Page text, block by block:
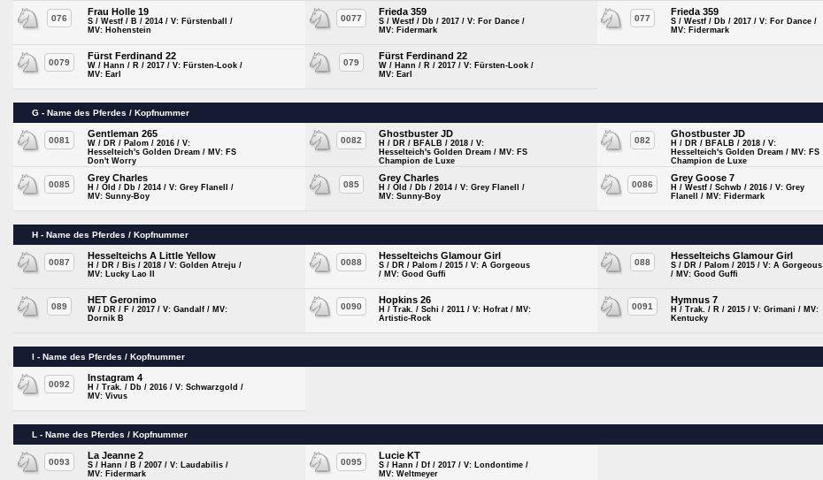
076
Frau Holle 19
S / Westf / B / 2014 / V: Fürstenball /
MV: Hohenstein
0077
Frieda 359
S / Westf / Db / 2017 / V: For Dance /
MV: Fidermark
077
Frieda 359
S / Westf / Db / 2017 / V: For Dance /
MV: Fidermark
0079
Fürst Ferdinand 22
W / Hann / R / 2017 / V: Fürsten-Look /
MV: Earl
079
Fürst Ferdinand 22
W / Hann / R / 2017 / V: Fürsten-Look /
MV: Earl
G - Name des Pferdes / Kopfnummer
0081
Gentleman 265
W / DR / Palom / 2016 / V:
Hesselteich's Golden Dream / MV: FS
Don't Worry
0082
Ghostbuster JD
H / DR / BFALB / 2018 / V:
Hesselteich's Golden Dream / MV: FS
Champion de Luxe
082
Ghostbuster JD
H / DR / BFALB / 2018 / V:
Hesselteich's Golden Dream / MV: FS
Champion de Luxe
0085
Grey Charles
H / Old / Db / 2014 / V: Grey Flanell /
MV: Sunny-Boy
085
Grey Charles
H / Old / Db / 2014 / V: Grey Flanell /
MV: Sunny-Boy
0086
Grey Goose 7
H / Westf / Schwb / 2016 / V: Grey
Flanell / MV: Fidermark
H - Name des Pferdes / Kopfnummer
0087
Hesselteichs A Little Yellow
H / DR / Bis / 2018 / V: Golden Atreju /
MV: Lucky Lao II
0088
Hesselteichs Glamour Girl
S / DR / Palom / 2015 / V: A Gorgeous
/ MV: Good Guffi
088
Hesselteichs Glamour Girl
S / DR / Palom / 2015 / V: A Gorgeous
/ MV: Good Guffi
089
HET Geronimo
W / DR / F / 2017 / V: Gandalf / MV:
Dornik B
0090
Hopkins 26
H / Trak. / Schi / 2011 / V: Hofrat / MV:
Artistic-Rock
0091
Hymnus 7
H / Trak. / R / 2015 / V: Grimani / MV:
Kentucky
I - Name des Pferdes / Kopfnummer
0092
Instagram 4
H / Trak. / Db / 2016 / V: Schwarzgold /
MV: Vivus
L - Name des Pferdes / Kopfnummer
0093
La Jeanne 2
S / Hann / B / 2007 / V: Laudabilis /
MV: Fidermark
0095
Lucie KT
S / Hann / Df / 2017 / V: Londontime /
MV: Weltmeyer